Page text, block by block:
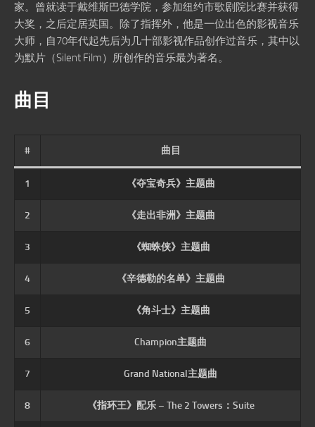
家。曾就读于戴维斯巴德学院，参加纽约市歌剧院比赛并获得
大奖，之后定居英国。除了指挥外，他是一位出色的影视音乐
大师，自70年代起先后为几十部影视作品创作过音乐，其中以
为默片（Silent Film）所创作的音乐最为著名。
曲目
# 曲目
1 《夺宝奇兵》主题曲
2 《走出非洲》主题曲
3 《蜘蛛侠》主题曲
4 《辛德勒的名单》主题曲
5 《角斗士》主题曲
6 Champion主题曲
7 Grand National主题曲
8 《指环王》配乐 – The 2 Towers：Suite